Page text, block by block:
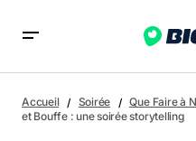
Événement passé : Blabla
Accueil Soirée Que Faire à
et Bouffe : une soirée storytelling